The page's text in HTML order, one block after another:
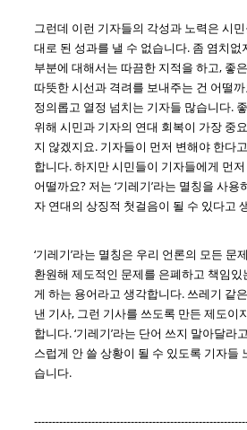
그런데 이런 기자들의 각성과 노력은 시
대로 된 성과를 낼 수 없습니다. 좀 염치
부분에 대해서는 따끔한 지적을 하고, 좋
따뜻한 시선과 격려를 보내주는 건 어떨
정의롭고 열정 넘치는 기자들 많습니다.
위해 시민과 기자의 연대 회복이 가장 중
지 않겠지요. 기자들이 먼저 변해야 한다
합니다. 하지만 시민들이 기자들에게 먼
어떨까요? 저는 ‘기레기’라는 멸칭을 사
자 연대의 상징적 첫걸음이 될 수 있다고
‘기레기’라는 멸칭은 우리 언론의 모든 문
환원해 제도적인 문제를 은폐하고 책임있
게 하는 용어라고 생각합니다. 쓰레기 같
낸 기사, 그런 기사를 쓰도록 만든 제도이
합니다. ‘기레기’라는 단어 쓰지 말아달라
스럽게 안 쓸 상황이 될 수 있도록 기자들
습니다.